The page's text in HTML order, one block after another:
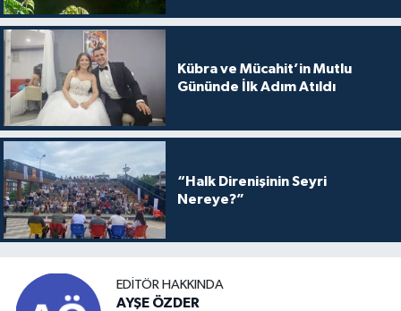
Kübra ve Mücahit’in Mutlu
Gününde İlk Adım Atıldı
“Halk Direnişinin Seyri
Nereye?”
EDITÖR HAKKINDA
AYŞE ÖZDER